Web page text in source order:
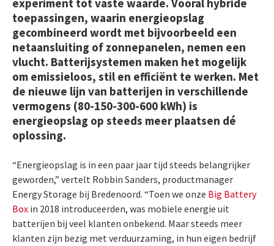
experiment tot vaste waarde. Vooral hybride
toepassingen, waarin energieopslag
gecombineerd wordt met bijvoorbeeld een
netaansluiting of zonnepanelen, nemen een
vlucht. Batterijsystemen maken het mogelijk
om emissieloos, stil en efficiënt te werken. Met
de nieuwe lijn van batterijen in verschillende
vermogens (80-150-300-600 kWh) is
energieopslag op steeds meer plaatsen dé
oplossing.
“Energieopslag is in een paar jaar tijd steeds belangrijker
geworden,” vertelt Robbin Sanders, productmanager
Energy Storage bij Bredenoord. “Toen we onze Big Battery
Box in 2018 introduceerden, was mobiele energie uit
batterijen bij veel klanten onbekend. Maar steeds meer
klanten zijn bezig met verduurzaming, in hun eigen bedrijf